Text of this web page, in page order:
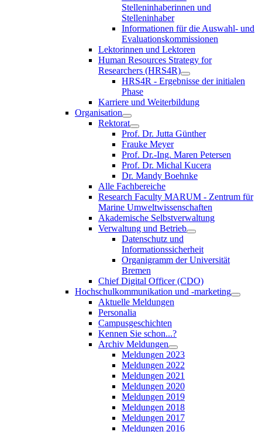
Stelleninhaberinnen und
Stelleninhaber
Informationen für die Auswahl- und
Evaluationskommissionen
Lektorinnen und Lektoren
Human Resources Strategy for
Researchers (HRS4R)
HRS4R - Ergebnisse der initialen
Phase
Karriere und Weiterbildung
Organisation
Rektorat
Prof. Dr. Jutta Günther
Frauke Meyer
Prof. Dr.-Ing. Maren Petersen
Prof. Dr. Michal Kucera
Dr. Mandy Boehnke
Alle Fachbereiche
Research Faculty MARUM - Zentrum für
Marine Umweltwissenschaften
Akademische Selbstverwaltung
Verwaltung und Betrieb
Datenschutz und
Informationssicherheit
Organigramm der Universität
Bremen
Chief Digital Officer (CDO)
Hochschulkommunikation und -marketing
Aktuelle Meldungen
Personalia
Campusgeschichten
Kennen Sie schon...?
Archiv Meldungen
Meldungen 2023
Meldungen 2022
Meldungen 2021
Meldungen 2020
Meldungen 2019
Meldungen 2018
Meldungen 2017
Meldungen 2016